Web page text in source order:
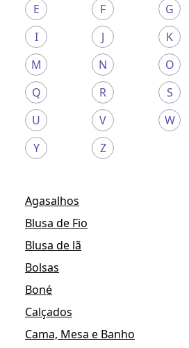
E
F G
I
J K
M
N O
Q
R S
U
V W
Y
Z
Agasalhos
Blusa de Fio
Blusa de lã
Bolsas
Boné
Calçados
Cama, Mesa e Banho